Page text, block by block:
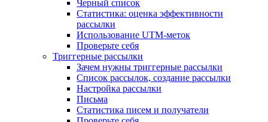
Черный список
Статистика: оценка эффективности
рассылки
Использование UTM-меток
Проверьте себя
Триггерные рассылки
Зачем нужны триггерные рассылки
Список рассылок, создание рассылки
Настройка рассылки
Письма
Статистика писем и получатели